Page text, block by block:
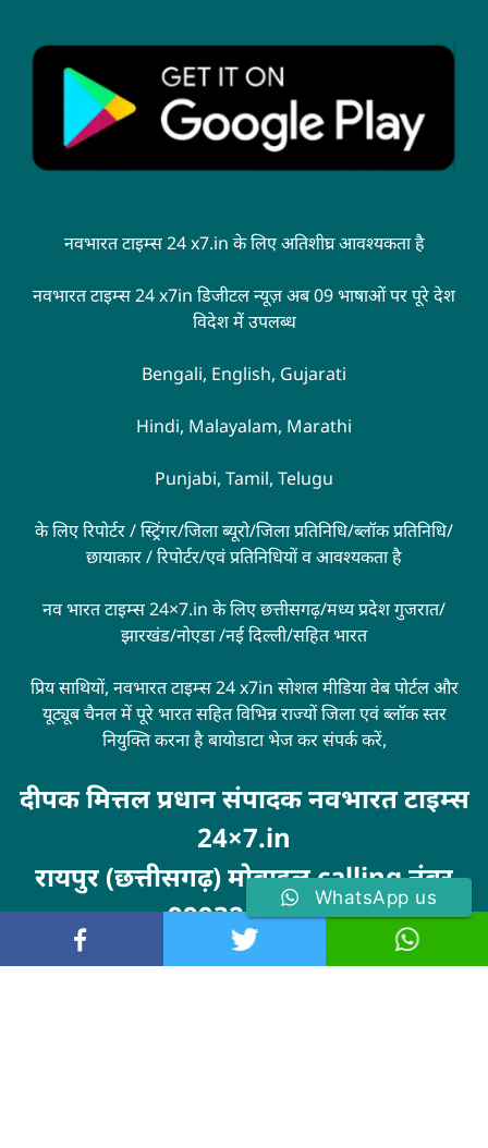
नवभारत टाइम्स 24 x7.in के लिए अतिशीघ्र आवश्यकता है
नवभारत टाइम्स 24 x7in डिजीटल न्यूज़ अब 09 भाषाओं पर पूरे देश
विदेश में उपलब्ध
Bengali, English, Gujarati
Hindi, Malayalam, Marathi
Punjabi, Tamil, Telugu
के लिए रिपोर्टर / स्ट्रिंगर/जिला ब्यूरो/जिला प्रतिनिधि/ब्लॉक प्रतिनिधि/
छायाकार / रिपोर्टर/एवं प्रतिनिधियों व आवश्यकता है
नव भारत टाइम्स 24×7.in के लिए छत्तीसगढ़/मध्य प्रदेश गुजरात/
झारखंड/नोएडा /नई दिल्ली/सहित भारत
प्रिय साथियों, नवभारत टाइम्स 24 x7in सोशल मीडिया वेब पोर्टल और
यूट्यूब चैनल में पूरे भारत सहित विभिन्न राज्यों जिला एवं ब्लॉक स्तर
नियुक्ति करना है बायोडाटा भेज कर संपर्क करें,
दीपक मित्तल प्रधान संपादक नवभारत टाइम्स
24×7.in
रायपुर (छत्तीसगढ़) मोबाइल calling नंबर
9993246100
MarketingHack4U
WhatsApp us